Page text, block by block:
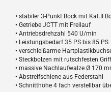
• stabiler 3-Punkt Bock mit Kat.II
• Getriebe JCTT mit Freilauf
• Antriebsdrehzahl 540 U/min
• Leistungsbedarf 35 PS bis 85 PS
• verschleißarme
• Steckbolzen mit rutschfesten
• massive Nachlaufwalze Ø 170
• Abstreifschiene aus Federstahl
• Schnitthöhe 4 fach verstellbar